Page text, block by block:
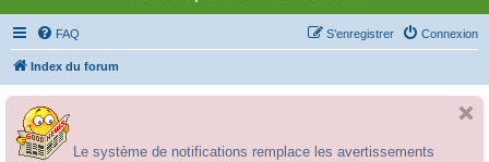
FAQ Connexion
S’enregistrer
Index du forum
Le système de notifications remplace les avertissements